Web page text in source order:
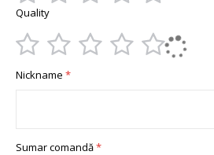
1
2
3
4
5
Quality
star
stars
stars
stars
stars
Nickname
Sumar comandă